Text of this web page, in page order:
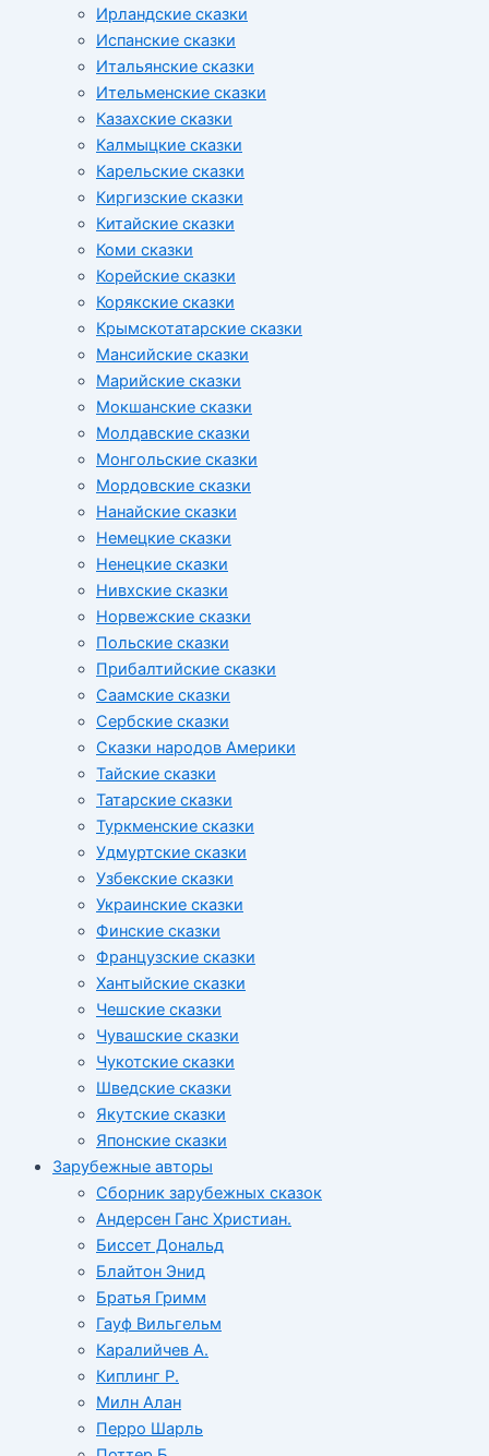
Ирландские сказки
Испанские сказки
Итальянские сказки
Ительменские сказки
Казахские сказки
Калмыцкие сказки
Карельские сказки
Киргизские сказки
Китайские сказки
Коми сказки
Корейские сказки
Корякские сказки
Крымскотатарские сказки
Мансийские сказки
Марийские сказки
Мокшанские сказки
Молдавские сказки
Монгольские сказки
Мордовские сказки
Нанайские сказки
Немецкие сказки
Ненецкие сказки
Нивхские сказки
Норвежские сказки
Польские сказки
Прибалтийские сказки
Cаамские сказки
Сербские сказки
Сказки народов Америки
Тайские сказки
Татарские сказки
Туркменские сказки
Удмуртские сказки
Узбекские сказки
Украинские сказки
Финские сказки
Французские сказки
Хантыйские сказки
Чешские сказки
Чувашские сказки
Чукотские сказки
Шведские сказки
Якутские сказки
Японские сказки
Зарубежные авторы
Сборник зарубежных сказок
Андерсен Ганс Христиан.
Биссет Дональд
Блайтон Энид
Братья Гримм
Гауф Вильгельм
Каралийчев А.
Киплинг Р.
Милн Алан
Перро Шарль